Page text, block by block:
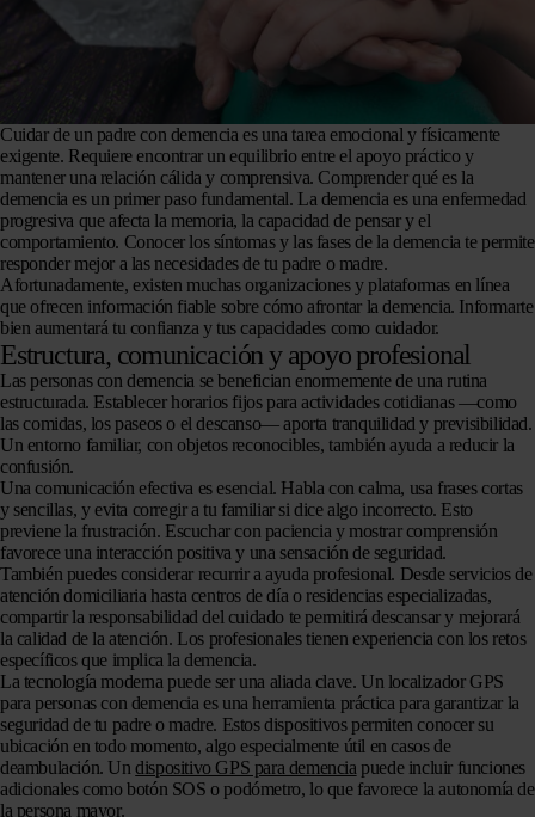
Cuidar de un padre con demencia es una tarea emocional y físicamente
exigente. Requiere encontrar un equilibrio entre el apoyo práctico y
mantener una relación cálida y comprensiva. Comprender qué es la
demencia es un primer paso fundamental. La demencia es una enfermedad
progresiva que afecta la memoria, la capacidad de pensar y el
comportamiento. Conocer los síntomas y las fases de la demencia te permite
responder mejor a las necesidades de tu padre o madre.
Afortunadamente, existen muchas organizaciones y plataformas en línea
que ofrecen información fiable sobre cómo afrontar la demencia. Informarte
bien aumentará tu confianza y tus capacidades como cuidador.
Estructura, comunicación y apoyo profesional
Las personas con demencia se benefician enormemente de una rutina
estructurada. Establecer horarios fijos para actividades cotidianas —como
las comidas, los paseos o el descanso— aporta tranquilidad y previsibilidad.
Un entorno familiar, con objetos reconocibles, también ayuda a reducir la
confusión.
Una comunicación efectiva es esencial. Habla con calma, usa frases cortas
y sencillas, y evita corregir a tu familiar si dice algo incorrecto. Esto
previene la frustración. Escuchar con paciencia y mostrar comprensión
favorece una interacción positiva y una sensación de seguridad.
También puedes considerar recurrir a ayuda profesional. Desde servicios de
atención domiciliaria hasta centros de día o residencias especializadas,
compartir la responsabilidad del cuidado te permitirá descansar y mejorará
la calidad de la atención. Los profesionales tienen experiencia con los retos
específicos que implica la demencia.
La tecnología moderna puede ser una aliada clave. Un localizador GPS
para personas con demencia es una herramienta práctica para garantizar la
seguridad de tu padre o madre. Estos dispositivos permiten conocer su
ubicación en todo momento, algo especialmente útil en casos de
deambulación. Undispositivo GPS para demencia puede incluir funciones
adicionales como botón SOS o podómetro, lo que favorece la autonomía de
la persona mayor.